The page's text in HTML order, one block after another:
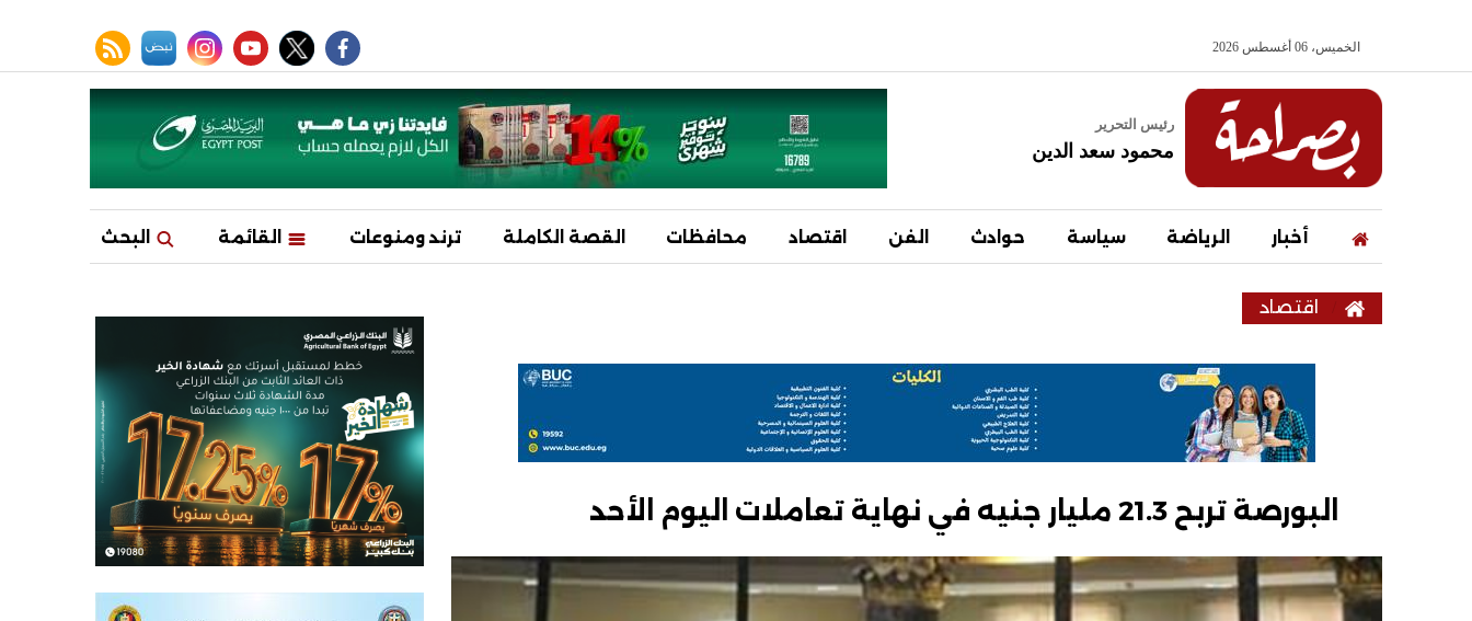
الخميس، 06 أغسطس 2026
facebook
twitter
youtube
instagram
نبض rss feed
رئيس التحرير
محمود سعد الدين
أخبار الرياضة سياسة حوادث الفن اقتصاد محافظات القصة الكاملة ترند ومنوعات القائمة البحث
اقتصاد
البورصة تربح 21.3 مليار جنيه في نهاية تعاملات اليوم الأحد